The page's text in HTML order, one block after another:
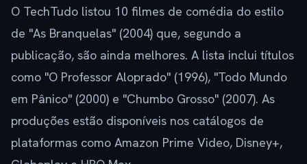
O TechTudo listou 10 filmes de comédia do estilo
de "As Branquelas" (2004) que, segundo a
publicação, são ainda melhores. A lista inclui títulos
como "O Professor Aloprado" (1996), "Todo Mundo
em Pânico" (2000) e "Chumbo Grosso" (2007). As
produções estão disponíveis nos catálogos de
plataformas como Amazon Prime Video, Disney+,